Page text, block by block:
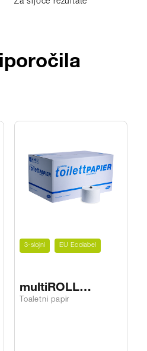
Za sijoče rezultate
3-slojni EU Ecolabel
multiROLL
toaletni papir V3
Toaletni papir